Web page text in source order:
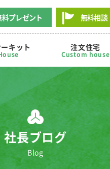
プレゼント 無料相談
キット 注文住宅
Custom house
社長ブログ
Blog